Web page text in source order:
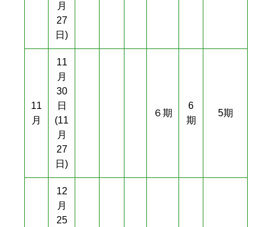
月
27
日)
11
月
11
月
30
日
(11
月
27
日)
６期
6
期
5期
12
月
25